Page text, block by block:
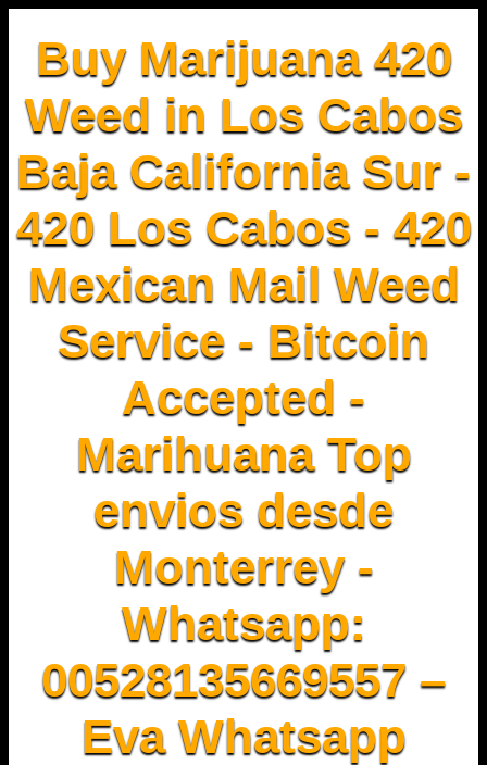
Buy Marijuana 420
Weed in Los Cabos
Baja California Sur -
420 Los Cabos - 420
Mexican Mail Weed
Service - Bitcoin
Accepted -
Marihuana Top
envios desde
Monterrey -
Whatsapp:
00528135669557 –
Eva Whatsapp